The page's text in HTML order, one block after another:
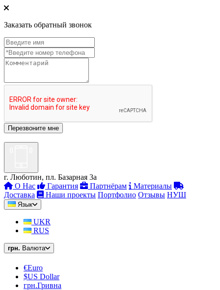
Заказать обратный звонок
г. Люботин, пл. Базарная 3а
О Нас
Гарантия Партнёрам
Материалы
Доставка
Наши проекты Портфолио Отзывы НУШ
Язык
UKR
RUS
грн. Валюта
€Euro
$US Dollar
грн.Гривна